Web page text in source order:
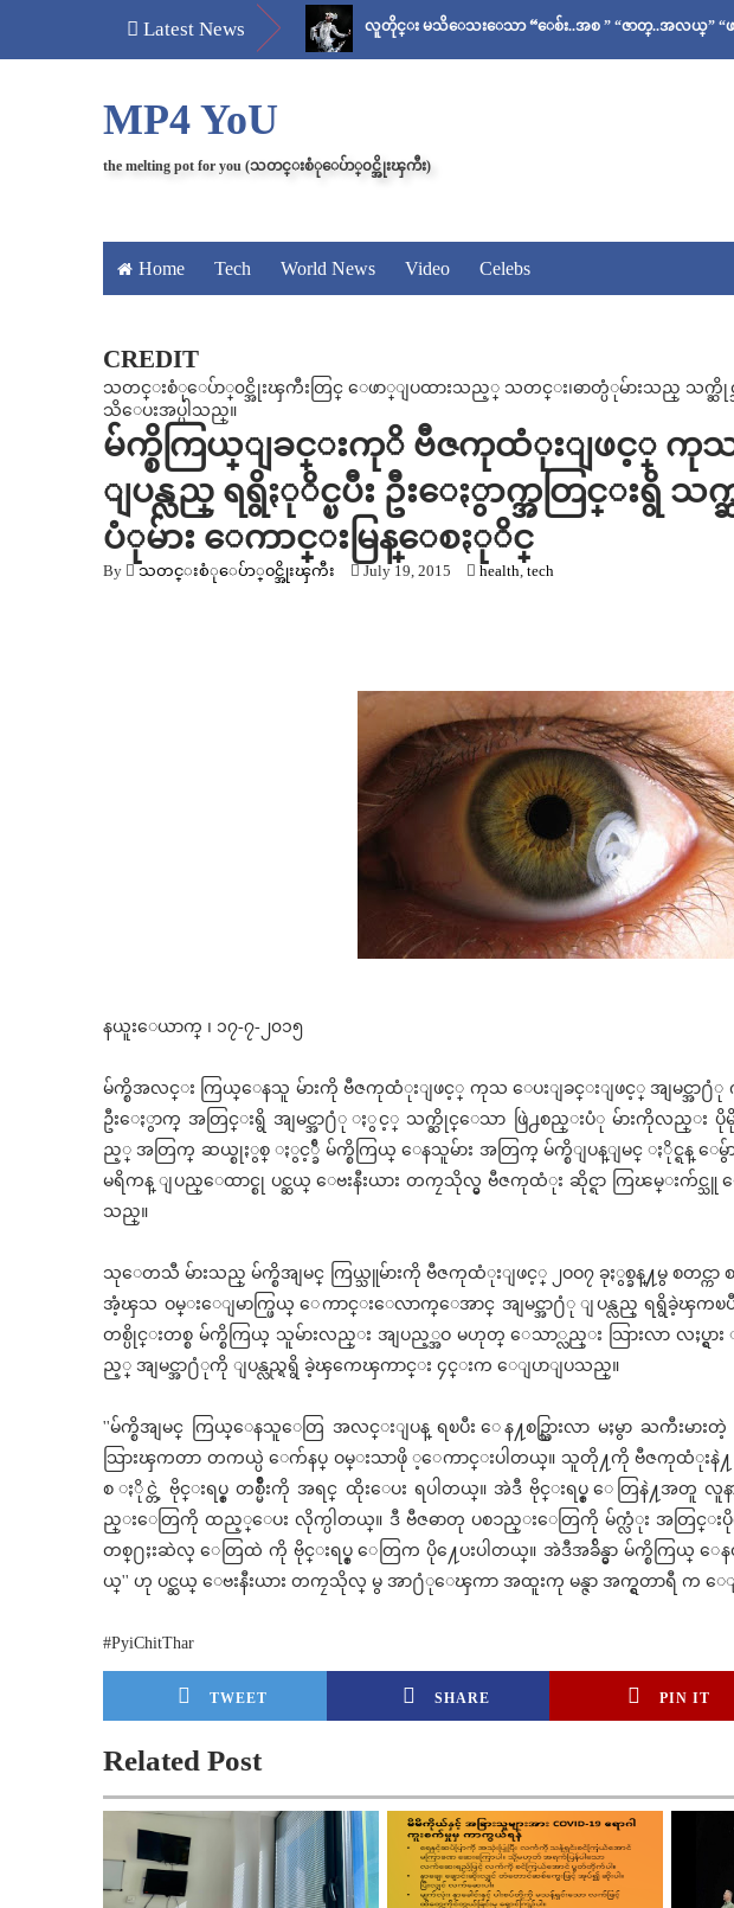
Latest News
မန်ကျည်းချဉ် သိပ်နည်း လူတိုင္း မသိေသးေသာ “ေစ်း..အစ ” “ဇာတ္..အလယ္” “ဖာ..အဆံုး
MP4 YoU
the melting pot for you (သတင္းစံုေပ်ာ္၀င္အိုးၾကီး)
Home Tech World News Video Celebs
CREDIT
သတင္းစံုေပ်ာ္၀င္အိုးၾကီးတြင္ ေဖာ္ျပထားသည့္ သတင္း၊ဓာတ္ပံုမ်ားသည္ သက္ဆိုင္
သိေပးအပ္ပါသည္။
မ်က္စိကြယ္ျခင္းကုိ ဗီဇကုထံုးျဖင့္ ကုသ
ျပန္လည္ ရရွိႏုိင္ၿပီး ဦးေႏွာက္အတြင္းရွိ သ
ပံုမ်ား ေကာင္းမြန္ေစႏုိင္
By သတင္းစံုေပ်ာ္၀င္အိုးၾကီး July 19, 2015 health, tech
နယူးေယာက္ ၊ ၁၇-၇-၂၀၁၅
မ်က္စိအလင္း ကြယ္ေနသူ မ်ားကို ဗီဇကုထံုးျဖင့္ ကုသ ေပးျခင္းျဖင့္ အျမင္အာ႐ံု
ဦးေႏွာက္ အတြင္းရွိ အျမင္အာ႐ံု ႏွင့္ သက္ဆိုင္ေသာ ဖြဲ႕စည္းပံု မ်ားကိုလည္း ပိုမို
ည့္ အတြက္ ဆယ္စုႏွစ္ ႏွင့္ခ်ီ မ်က္စိကြယ္ ေနသူမ်ား အတြက္ မ်က္စိျပန္ျမင္ ႏိုင္ရန္ ေ
မရိကန္ ျပည္ေထာင္စု ပင္ဆယ္ ေဗးနီးယား တကၠသိုလ္မွ ဗီဇကုထံုး ဆိုင္ရာ ကြၽမ္းက်င္သူ
သည္။
သုေတသီ မ်ားသည္ မ်က္စိအျမင္ ကြယ္သူမ်ားကို ဗီဇကုထံုးျဖင့္ ၂ဝဝ၇ ခုႏွစ္ခန္႔မွ စတ
အံ့ၾသ ဝမ္းေျမာက္ဖြယ္ ေကာင္းေလာက္ေအာင္ အျမင္အာ႐ံု ျပန္လည္ ရရွိခဲ့ၾကၿပီး
တစ္ပိုင္းတစ္စ မ်က္စိကြယ္ သူမ်ားလည္း အျပည့္အဝ မဟုတ္ ေသာ္လည္း သြားလာ လႈပ္ရွ
ည့္ အျမင္အာ႐ံုကို ျပန္လည္ရရွိ ခဲ့ၾကေၾကာင္း ၄င္းက ေျပာျပသည္။
''မ်က္စိအျမင္ ကြယ္ေနသူေတြ အလင္းျပန္ ရၿပီး ေန႔စဥ္သြားလာ မႈမွာ ႀကီးမ
သြားၾကတာ တကယ္ပဲ ေက်နပ္ ဝမ္းသာဖို ့ေကာင္းပါတယ္။ သူတို႔ကို ဗီဇကုထံုးနဲ
စ ႏိုင္တဲ့ ဗိုင္းရပ္စ္ တစ္မ်ဳိးကို အရင္ ထိုးေပး ရပါတယ္။ အဲဒီ ဗိုင္းရပ္စ္ ေတြနဲ႔အတူ လူ
ည္းေတြကို ထည့္ေပး လိုက္ပါတယ္။ ဒီ ဗီဇဓာတု ပစၥည္းေတြကို မ်က္လံုး အတြင္
တစ္႐ႈးဆဲလ္ ေတြထဲ ကို ဗိုင္းရပ္စ္ ေတြက ပို႔ေပးပါတယ္။ အဲဒီအခ်ိန္မွာ မ်က္စိကြယ္ ေန
ယ္'' ဟု ပင္ဆယ္ ေဗးနီးယား တကၠသိုလ္ မွ အာ႐ံုေၾကာ အထူးကု မန္ဇာ အက္ရွတာရီ က
#PyiChitThar
TWEET SHARE PIN IT
Related Post